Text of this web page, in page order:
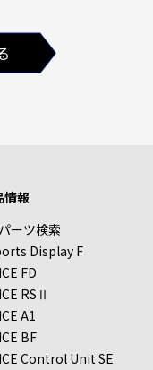
情報
ーツ検索
Display F
FD
RSⅡ
A1
BF
Control Unit SE